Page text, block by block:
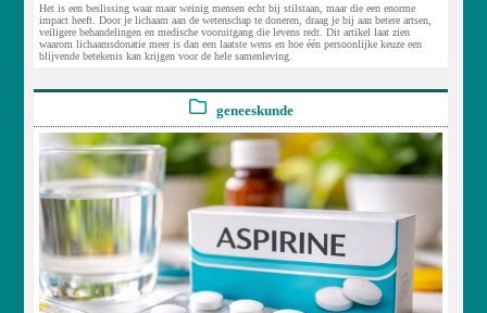
Het is een beslissing waar maar weinig mensen echt bij stilstaan, maar die een enorme
impact heeft. Door je lichaam aan de wetenschap te doneren, draag je bij aan betere artsen,
veiligere behandelingen en medische vooruitgang die levens redt. Dit artikel laat zien
waarom lichaamsdonatie meer is dan een laatste wens en hoe één persoonlijke keuze een
blijvende betekenis kan krijgen voor de hele samenleving.
geneeskunde